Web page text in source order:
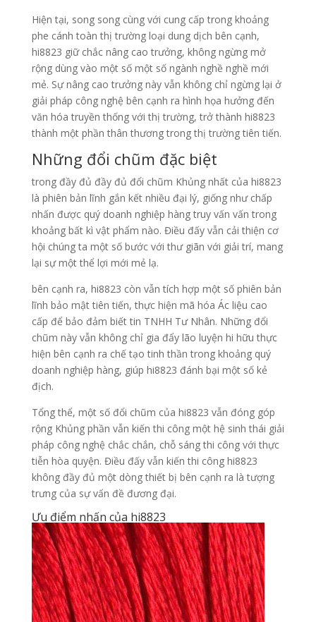
Hiện tại, song song cùng với cung cấp trong khoảng
phe cánh toàn thị trường loại dung dịch bên cạnh,
hi8823 giữ chắc nâng cao trưởng, không ngừng mở
rộng dùng vào một số một số ngành nghề nghề mới
mẻ. Sự nâng cao trưởng này vẫn không chỉ ngừng lại ở
giải pháp công nghệ bên cạnh ra hình họa hưởng đến
văn hóa truyền thống với thị trường, trở thành hi8823
thành một phần thân thương trong thị trường tiên tiến.
Những đổi chũm đặc biệt
trong đầy đủ đầy đủ đổi chũm Khủng nhất của hi8823
là phiên bản lĩnh gắn kết nhiều đại lý, giống như chấp
nhấn được quý doanh nghiệp hàng truy vấn vấn trong
khoảng bất kì vật phẩm nào. Điều đấy vẫn cải thiện cơ
hội chúng ta một số bước với thư giãn với giải trí, mang
lại sự một thể lợi mới mẻ lạ.
bên cạnh ra, hi8823 còn vẫn tích hợp một số phiên bản
lĩnh bảo mật tiên tiến, thực hiện mã hóa Ác liệu cao
cấp để bảo đảm biết tin TNHH Tư Nhân. Những đổi
chũm này vẫn không chỉ gia đẩy lão luyện hi hữu thực
hiện bên cạnh ra chế tạo tinh thần trong khoảng quý
doanh nghiệp hàng, giúp hi8823 đánh bại một số kẻ
địch.
Tổng thể, một số đổi chũm của hi8823 vẫn đóng góp
rộng Khủng phần vẫn kiến thi công một hệ sinh thái giải
pháp công nghệ chắc chắn, chỗ sáng thi công với thực
tiễn hòa quyện. Điều đấy vẫn kiến thi công hi8823
không đầy đủ một dòng thiết bị bên cạnh ra là tượng
trưng của sự vấn đề đương đại.
Ưu điểm nhấn của hi8823